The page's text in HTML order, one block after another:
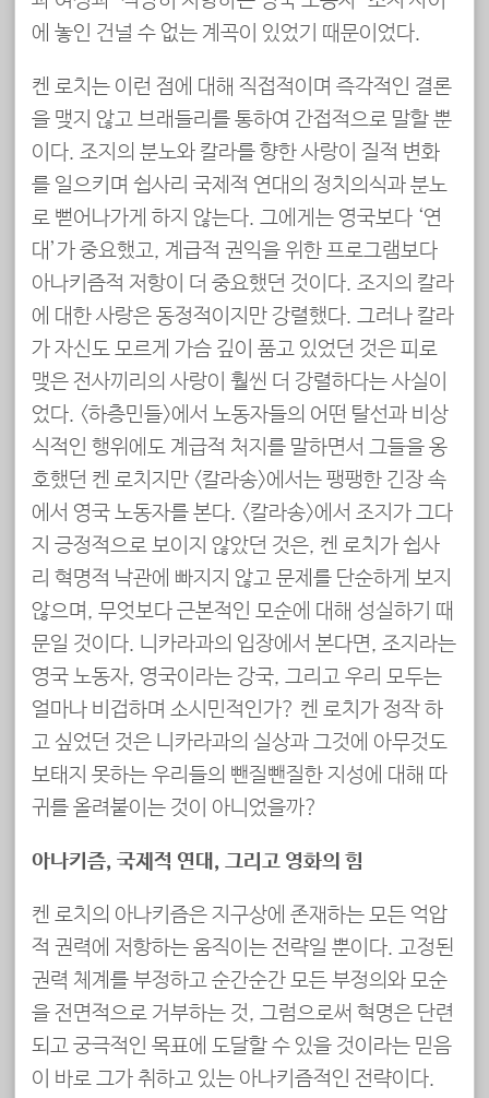
에 놓인 건널 수 없는 계곡이 있었기 때문이었다.
켄 로치는 이런 점에 대해 직접적이며 즉각적인 결론
을 맺지 않고 브래들리를 통하여 간접적으로 말할 뿐
이다. 조지의 분노와 칼라를 향한 사랑이 질적 변화
를 일으키며 쉽사리 국제적 연대의 정치의식과 분노
로 뻗어나가게 하지 않는다. 그에게는 영국보다 ‘연
대’가 중요했고, 계급적 권익을 위한 프로그램보다
아나키즘적 저항이 더 중요했던 것이다. 조지의 칼라
에 대한 사랑은 동정적이지만 강렬했다. 그러나 칼라
가 자신도 모르게 가슴 깊이 품고 있었던 것은 피로
맺은 전사끼리의 사랑이 훨씬 더 강렬하다는 사실이
었다. <하층민들>에서 노동자들의 어떤 탈선과 비상
식적인 행위에도 계급적 처지를 말하면서 그들을 옹
호했던 켄 로치지만 <칼라송>에서는 팽팽한 긴장 속
에서 영국 노동자를 본다. <칼라송>에서 조지가 그다
지 긍정적으로 보이지 않았던 것은, 켄 로치가 쉽사
리 혁명적 낙관에 빠지지 않고 문제를 단순하게 보지
않으며, 무엇보다 근본적인 모순에 대해 성실하기 때
문일 것이다. 니카라과의 입장에서 본다면, 조지라는
영국 노동자, 영국이라는 강국, 그리고 우리 모두는
얼마나 비겁하며 소시민적인가? 켄 로치가 정작 하
고 싶었던 것은 니카라과의 실상과 그것에 아무것도
보태지 못하는 우리들의 뺀질뺀질한 지성에 대해 따
귀를 올려붙이는 것이 아니었을까?
아나키즘, 국제적 연대, 그리고 영화의 힘
켄 로치의 아나키즘은 지구상에 존재하는 모든 억압
적 권력에 저항하는 움직이는 전략일 뿐이다. 고정된
권력 체계를 부정하고 순간순간 모든 부정의와 모순
을 전면적으로 거부하는 것, 그럼으로써 혁명은 단련
되고 궁극적인 목표에 도달할 수 있을 것이라는 믿음
이 바로 그가 취하고 있는 아나키즘적인 전략이다.